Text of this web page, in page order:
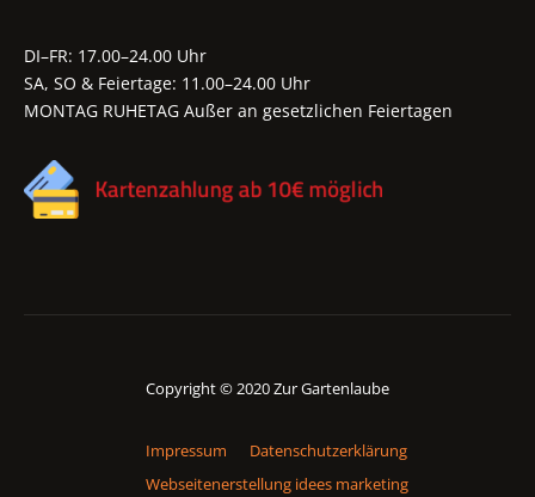
DI–FR: 17.00–24.00 Uhr
SA, SO & Feiertage: 11.00–24.00 Uhr
MONTAG RUHETAG Außer an gesetzlichen Feiertagen
Copyright © 2020 Zur Gartenlaube
Impressum
Datenschutzerklärung
Webseitenerstellung idees marketing